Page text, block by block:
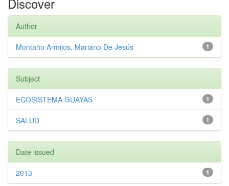
Author
1
Montaño Armijos, Mariano De Jesús
Subject
1
ECOSISTEMA GUAYAS
1
SALUD
Date issued
1
2013